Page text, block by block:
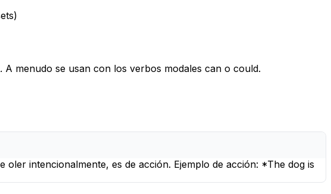
)
menudo se usan con los verbos modales can o could.
intencionalmente, es de acción. Ejemplo de acción: *The dog is